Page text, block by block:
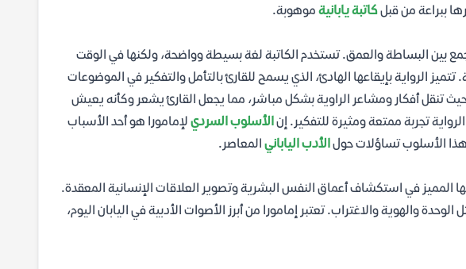
ببراعة من قبلكاتبة يابانية موهوبة.
بين البساطة والعمق. تستخدم الكاتبة لغة بسيطة وواضحة، ولكنها في الوقت
الرواية بإيقاعها الهادئ، الذي يسمح للقارئ بالتأمل والتفكير في الموضوعات
حيث تنقل أفكار ومشاعر الراوية بشكل مباشر، مما يجعل القارئ يشعر وكأنه يعيش
تجربة ممتعة ومثيرة للتفكير. إنالأسلوب السردي لإمامورا هو أحد الأسباب
هذا الأسلوب تساؤلات حولالأدب الياباني المعاصر.
المميز في استكشاف أعماق النفس البشرية وتصوير العلاقات الإنسانية المعقدة.
والهوية والاغتراب. تعتبر إمامورا من أبرز الأصوات الأدبية في اليابان اليوم،